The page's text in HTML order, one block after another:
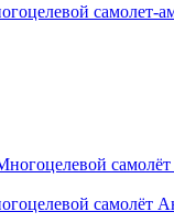
самолет-
самолёт